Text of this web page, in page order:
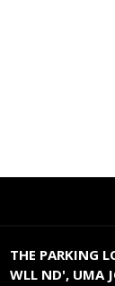
THE PARKING
WLL ND', UMA